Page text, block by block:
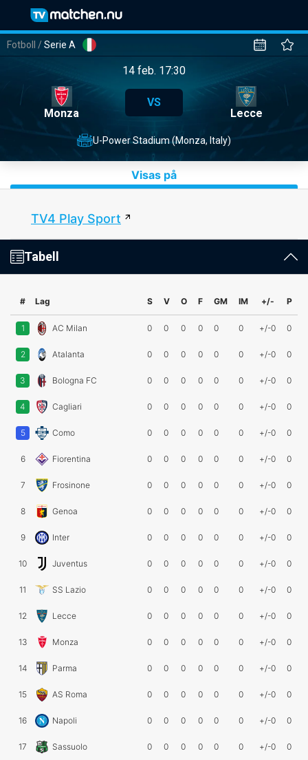
Fotboll /Serie A
14 feb. 17:30
Monza
VS
Lecce
U-Power Stadium (Monza, Italy)
Visas på
TV4 Play Sport
Tabell
# Lag S V O F GM IM +/- P
1 AC Milan 0 0 0 0 0 0 +/-0 0
2 Atalanta 0 0 0 0 0 0 +/-0 0
3 Bologna FC 0 0 0 0 0 0 +/-0 0
4 Cagliari 0 0 0 0 0 0 +/-0 0
5 Como 0 0 0 0 0 0 +/-0 0
6 Fiorentina 0 0 0 0 0 0 +/-0 0
7 Frosinone 0 0 0 0 0 0 +/-0 0
8 Genoa 0 0 0 0 0 0 +/-0 0
9 Inter 0 0 0 0 0 0 +/-0 0
10 Juventus 0 0 0 0 0 0 +/-0 0
11 SS Lazio 0 0 0 0 0 0 +/-0 0
12 Lecce 0 0 0 0 0 0 +/-0 0
13 Monza 0 0 0 0 0 0 +/-0 0
14 Parma 0 0 0 0 0 0 +/-0 0
15 AS Roma 0 0 0 0 0 0 +/-0 0
16 Napoli 0 0 0 0 0 0 +/-0 0
17 Sassuolo 0 0 0 0 0 0 +/-0 0